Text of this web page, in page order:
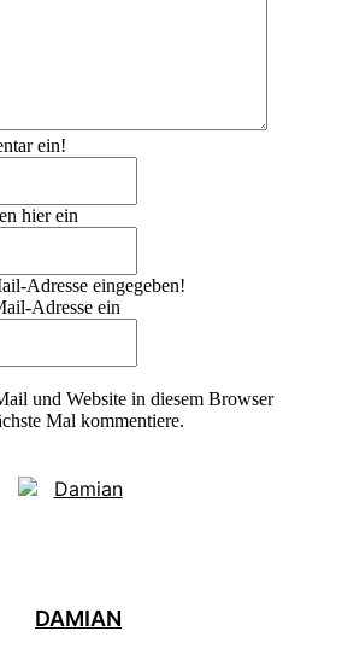
ein!
hier ein
Adresse eingegeben!
Adresse ein
und Website in diesem Browser
Mal kommentiere.
DAMIAN